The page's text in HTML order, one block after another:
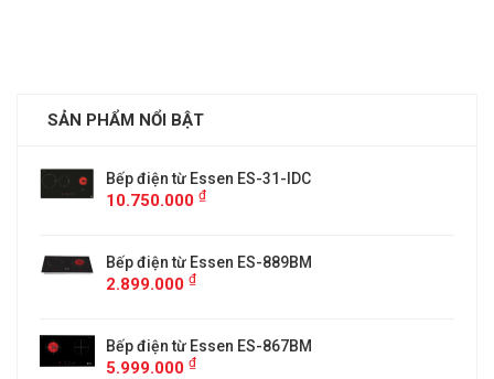
SẢN PHẨM NỔI BẬT
Bếp điện từ Essen ES-31-IDC
10.750.000 ₫
Bếp điện từ Essen ES-889BM
2.899.000 ₫
Bếp điện từ Essen ES-867BM
5.999.000 ₫